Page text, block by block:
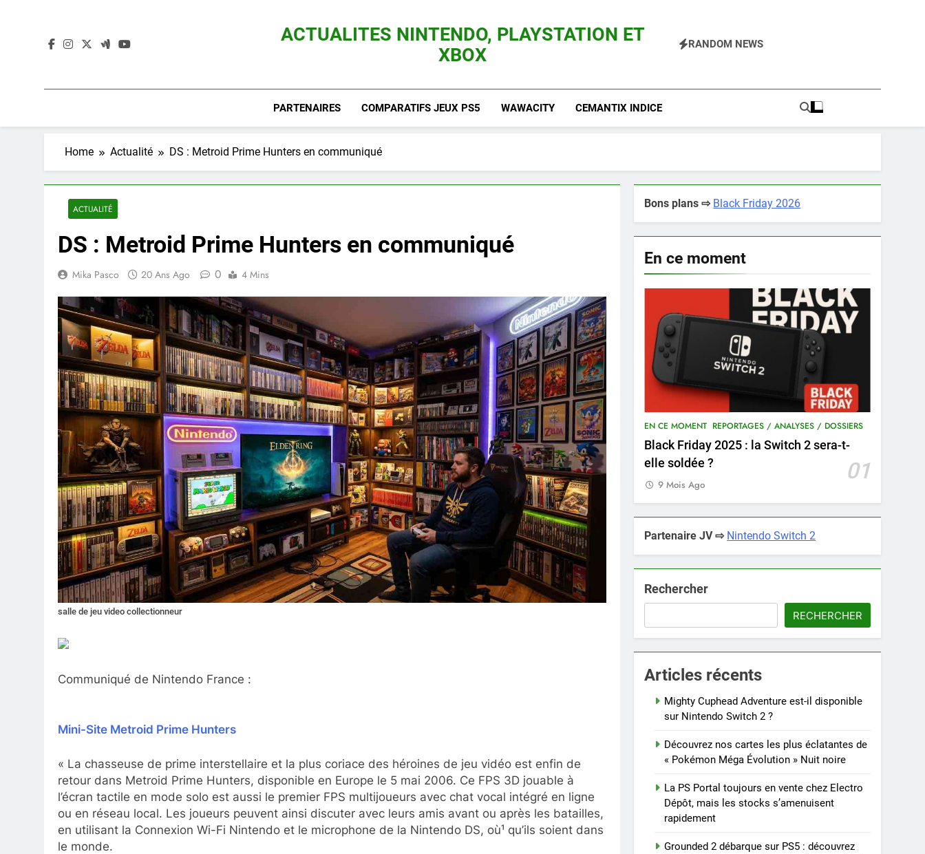
ACTUALITES NINTENDO, PLAYSTATION ET
XBOX
RANDOM NEWS
PARTENAIRES COMPARATIFS JEUX PS5 WAWACITY CEMANTIX INDICE
Home Actualité DS : Metroid Prime Hunters en communiqué
ACTUALITÉ
DS : Metroid Prime Hunters en communiqué
Mika Pasco 20 Ans Ago 0 4 Mins
salle de jeu video collectionneur
Communiqué de Nintendo France :
Mini-Site Metroid Prime Hunters
« La chasseuse de prime interstellaire et la plus coriace des héroines de jeu vidéo est enfin de
retour dans Metroid Prime Hunters, disponible en Europe le 5 mai 2006. Ce FPS 3D jouable à
l’écran tactile en mode solo est aussi le premier FPS multijoueurs avec chat vocal intégré en ligne
ou en réseau local. Les joueurs peuvent ainsi discuter avec leurs amis avant ou après les batailles,
en utilisant la Connexion Wi-Fi Nintendo et le microphone de la Nintendo DS, où¹ qu’ils soient dans
le monde.
Bons plans ⇨ Black Friday 2026
En ce moment
EN CE MOMENT REPORTAGES / ANALYSES / DOSSIERS
Black Friday 2025 : la Switch 2 sera-t-
elle soldée ?
01
9 Mois Ago
Partenaire JV ⇨ Nintendo Switch 2
Rechercher
RECHERCHER
Articles récents
Mighty Cuphead Adventure est-il disponible
sur Nintendo Switch 2 ?
Découvrez nos cartes les plus éclatantes de
« Pokémon Méga Évolution » Nuit noire
La PS Portal toujours en vente chez Electro
Dépôt, mais les stocks s’amenuisent
rapidement
Grounded 2 débarque sur PS5 : découvrez